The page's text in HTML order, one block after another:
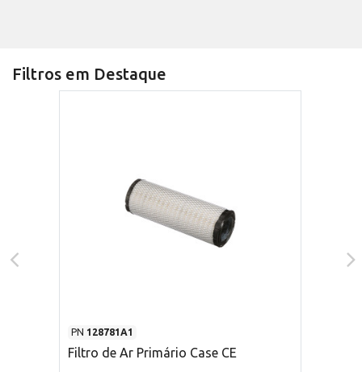
Filtros em Destaque
PN 128781A1
Filtro de Ar Primário Case CE